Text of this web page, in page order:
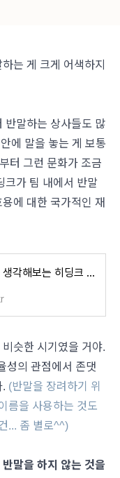
는 게 크게 어색하지
반말하는 상사들도 많
에 말을 놓는 게 보통
터 그런 문화가 조금
크가 팀 내에서 반말
에 대한 국가적인 재
이승우의 "나와 나와"로 생각해보는 히딩크 감독의 "축구장 존대 금지"
슷한 시기였을 거야.
성의 관점에서 존댓
. (반말을 장려하기 위
름을 사용하는 것도
... 좀 별로^^)
말을 하지 않는 것을